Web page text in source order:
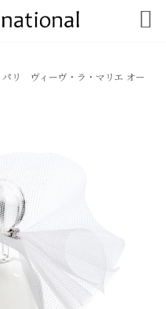

パリ ヴィーヴ・ラ・マリエ オー